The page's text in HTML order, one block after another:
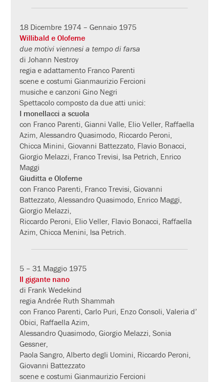
18 Dicembre 1974 – Gennaio 1975
Willibald e Oloferne
due motivi viennesi a tempo di farsa
di Johann Nestroy
regia e adattamento Franco Parenti
scene e costumi Gianmaurizio Fercioni
musiche e canzoni Gino Negri
Spettacolo composto da due atti unici:
I monellacci a scuola
con Franco Parenti, Gianni Valle, Elio Veller, Raffaella
Azim, Alessandro Quasimodo, Riccardo Peroni,
Chicca Minini, Giovanni Battezzato, Flavio Bonacci,
Giorgio Melazzi, Franco Trevisi, Isa Petrich, Enrico
Maggi
Giuditta e Oloferne
con Franco Parenti, Franco Trevisi, Giovanni
Battezzato, Alessandro Quasimodo, Enrico Maggi,
Giorgio Melazzi,
Riccardo Peroni, Elio Veller, Flavio Bonacci, Raffaella
Azim, Chicca Menini, Isa Petrich.
5 – 31 Maggio 1975
Il gigante nano
di Frank Wedekind
regia Andrée Ruth Shammah
con Franco Parenti, Carlo Puri, Enzo Consoli, Valeria d’
Obici, Raffaella Azim,
Alessandro Quasimodo, Giorgio Melazzi, Sonia
Gessner,
Paola Sangro, Alberto degli Uomini, Riccardo Peroni,
Giovanni Battezzato
scene e costumi Gianmaurizio Fercioni